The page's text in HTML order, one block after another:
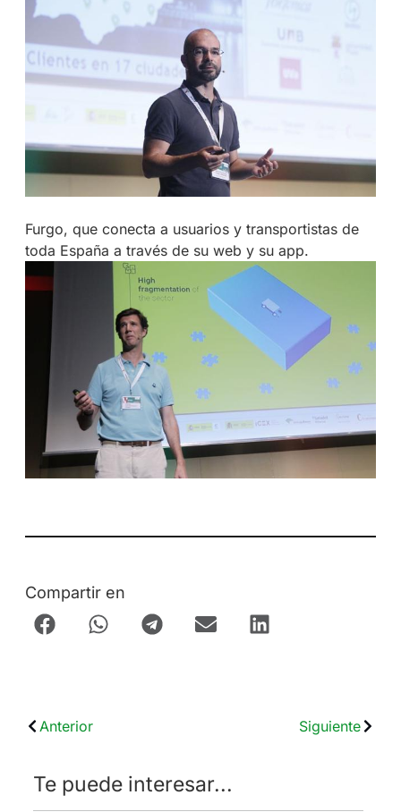
Furgo, que conecta a usuarios y transportistas de
toda España a través de su web y su app.
Compartir en
Anterior Siguiente
Te puede interesar...